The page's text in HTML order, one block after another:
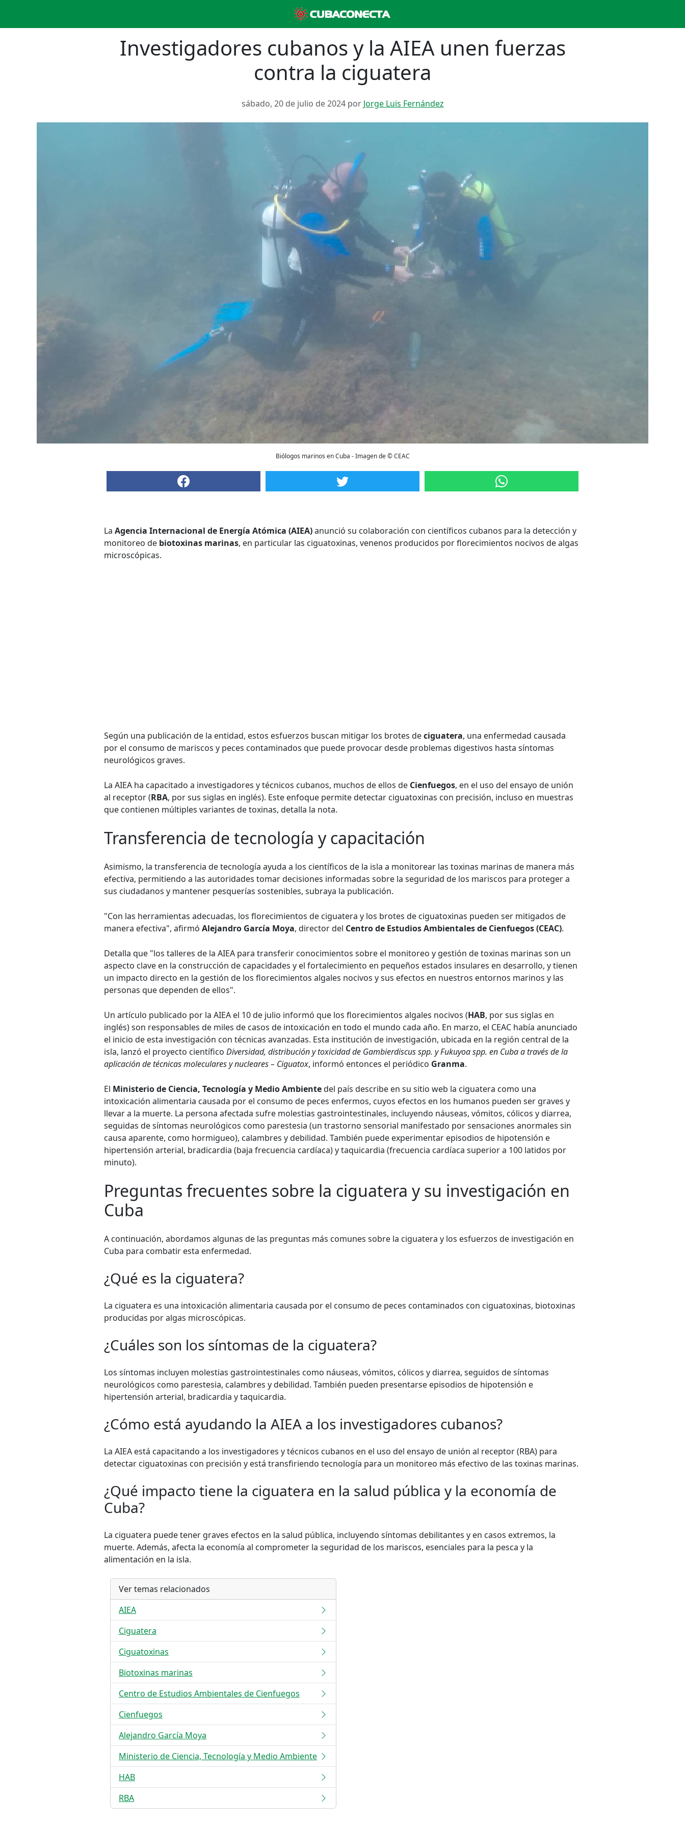
Investigadores cubanos y la AIEA unen fuerzas
contra la ciguatera
sábado, 20 de julio de 2024 por Jorge Luis Fernández
Biólogos marinos en Cuba - Imagen de © CEAC
La Agencia Internacional de Energía Atómica (AIEA)anunció su colaboración con científicos cubanos para la detección y
monitoreo de biotoxinas marinas, en particular las ciguatoxinas, venenos producidos por florecimientos nocivos de algas
microscópicas.
Según una publicación de la entidad, estos esfuerzos buscan mitigar los brotes deciguatera, una enfermedad causada
por el consumo de mariscos y peces contaminados que puede provocar desde problemas digestivos hasta síntomas
neurológicos graves.
La AIEA ha capacitado a investigadores y técnicos cubanos, muchos de ellos de Cienfuegos, en el uso del ensayo de unión
al receptor (RBA, por sus siglas en inglés). Este enfoque permite detectar ciguatoxinas con precisión, incluso en muestras
que contienen múltiples variantes de toxinas, detalla la nota.
Transferencia de tecnología y capacitación
Asimismo, la transferencia de tecnología ayuda a los científicos de la isla a monitorear las toxinas marinas de manera más
efectiva, permitiendo a las autoridades tomar decisiones informadas sobre la seguridad de los mariscos para proteger a
sus ciudadanos y mantener pesquerías sostenibles, subraya la publicación.
"Con las herramientas adecuadas, los florecimientos de ciguatera y los brotes de ciguatoxinas pueden ser mitigados de
manera efectiva", afirmó Alejandro García Moya, director del Centro de Estudios Ambientales de Cienfuegos (CEAC).
Detalla que "los talleres de la AIEA para transferir conocimientos sobre el monitoreo y gestión de toxinas marinas son un
aspecto clave en la construcción de capacidades y el fortalecimiento en pequeños estados insulares en desarrollo, y tienen
un impacto directo en la gestión de los florecimientos algales nocivos y sus efectos en nuestros entornos marinos y las
personas que dependen de ellos".
Un artículo publicado por la AIEA el 10 de julio informó que los florecimientos algales nocivos (HAB, por sus siglas en
inglés) son responsables de miles de casos de intoxicación en todo el mundo cada año. En marzo, el CEAC había anunciado
el inicio de esta investigación con técnicas avanzadas. Esta institución de investigación, ubicada en la región central de la
isla, lanzó el proyecto científico Diversidad, distribución y toxicidad de Gambierdiscus spp. y Fukuyoa spp. en Cuba a través de la
aplicación de técnicas moleculares y nucleares – Ciguatox, informó entonces el periódico Granma.
El Ministerio de Ciencia, Tecnología y Medio Ambientedel país describe en su sitio web la ciguatera como una
intoxicación alimentaria causada por el consumo de peces enfermos, cuyos efectos en los humanos pueden ser graves y
llevar a la muerte. La persona afectada sufre molestias gastrointestinales, incluyendo náuseas, vómitos, cólicos y diarrea,
seguidas de síntomas neurológicos como parestesia (un trastorno sensorial manifestado por sensaciones anormales sin
causa aparente, como hormigueo), calambres y debilidad. También puede experimentar episodios de hipotensión e
hipertensión arterial, bradicardia (baja frecuencia cardíaca) y taquicardia (frecuencia cardíaca superior a 100 latidos por
minuto).
Preguntas frecuentes sobre la ciguatera y su investigación en
Cuba
A continuación, abordamos algunas de las preguntas más comunes sobre la ciguatera y los esfuerzos de investigación en
Cuba para combatir esta enfermedad.
¿Qué es la ciguatera?
La ciguatera es una intoxicación alimentaria causada por el consumo de peces contaminados con ciguatoxinas, biotoxinas
producidas por algas microscópicas.
¿Cuáles son los síntomas de la ciguatera?
Los síntomas incluyen molestias gastrointestinales como náuseas, vómitos, cólicos y diarrea, seguidos de síntomas
neurológicos como parestesia, calambres y debilidad. También pueden presentarse episodios de hipotensión e
hipertensión arterial, bradicardia y taquicardia.
¿Cómo está ayudando la AIEA a los investigadores cubanos?
La AIEA está capacitando a los investigadores y técnicos cubanos en el uso del ensayo de unión al receptor (RBA) para
detectar ciguatoxinas con precisión y está transfiriendo tecnología para un monitoreo más efectivo de las toxinas marinas.
¿Qué impacto tiene la ciguatera en la salud pública y la economía de
Cuba?
La ciguatera puede tener graves efectos en la salud pública, incluyendo síntomas debilitantes y en casos extremos, la
muerte. Además, afecta la economía al comprometer la seguridad de los mariscos, esenciales para la pesca y la
alimentación en la isla.
Ver temas relacionados
AIEA
Ciguatera
Ciguatoxinas
Biotoxinas marinas
Centro de Estudios Ambientales de Cienfuegos
Cienfuegos
Alejandro García Moya
Ministerio de Ciencia, Tecnología y Medio Ambiente
HAB
RBA